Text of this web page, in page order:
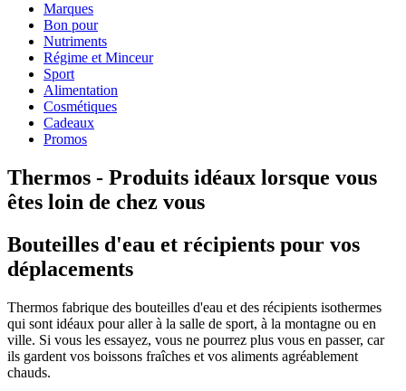
Marques
Bon pour
Nutriments
Régime et Minceur
Sport
Alimentation
Cosmétiques
Cadeaux
Promos
Thermos - Produits idéaux lorsque vous
êtes loin de chez vous
Bouteilles d'eau et récipients pour vos
déplacements
Thermos fabrique des bouteilles d'eau et des récipients isothermes
qui sont idéaux pour aller à la salle de sport, à la montagne ou en
ville. Si vous les essayez, vous ne pourrez plus vous en passer, car
ils gardent vos boissons fraîches et vos aliments agréablement
chauds.